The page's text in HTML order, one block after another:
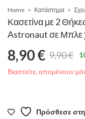
Home Κατάστημα
Κασετίνα με 2
Astronaut σε Μπλε
9,90€
Original
was:
8,90€
Η
τιμή
Βιαστείτε, απομένουν
Πρόσθεσε